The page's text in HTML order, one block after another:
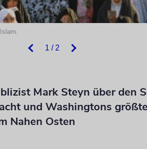
1 / 2
Mark Steyn über den
und Washingtons
Nahen Osten